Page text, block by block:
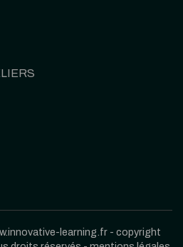
learning.fr - copyright